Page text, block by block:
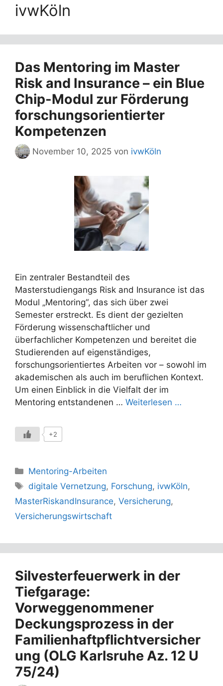
ivwKöln
Das Mentoring im Master
Risk and Insurance – ein Blue
Chip-Modul zur Förderung
forschungsorientierter
Kompetenzen
November 10, 2025 von ivwKöln
Ein zentraler Bestandteil des
Masterstudiengangs Risk and Insurance ist das
Modul „Mentoring“, das sich über zwei
Semester erstreckt. Es dient der gezielten
Förderung wissenschaftlicher und
überfachlicher Kompetenzen und bereitet die
Studierenden auf eigenständiges,
forschungsorientiertes Arbeiten vor – sowohl im
akademischen als auch im beruflichen Kontext.
Um einen Einblick in die Vielfalt der im
Mentoring entstandenen … Weiterlesen …
+2
Kategorien
Mentoring-Arbeiten
Schlagwörter
digitale Vernetzung, Forschung, ivwKöln,
MasterRiskandInsurance, Versicherung,
Versicherungswirtschaft
Silvesterfeuerwerk in der
Tiefgarage:
Vorweggenommener
Deckungsprozess in der
Familienhaftpflichtversicher
ung (OLG Karlsruhe Az. 12 U
75/24)